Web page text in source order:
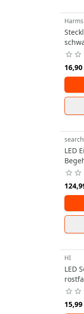
Harms
LED
HI
LED